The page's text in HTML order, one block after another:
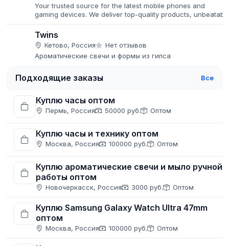
Your trusted source for the latest mobile phones and
gaming devices. We deliver top-quality products,
Twins
Кетово, Россия
Нет отзывов
Ароматические свечи и формы из гипса
Подходящие заказы Все
Куплю часы оптом
Пермь, Россия 50000 руб. Оптом
Куплю часы и технику оптом
Москва, Россия 100000 руб. Оптом
Куплю ароматические свечи и мыло ручной
работы оптом
Новочеркасск, Россия 3000 руб. Оптом
Куплю Samsung Galaxy Watch Ultra 47mm
оптом
Москва, Россия 100000 руб. Оптом